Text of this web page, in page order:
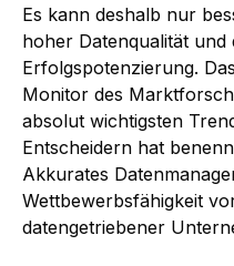
Es kann deshalb nur
hoher Datenqualität
Erfolgspotenzierung.
Monitor des
absolut wichtigsten
Entscheidern hat
Akkurates
Wettbewerbsfähigkeit
datengetriebener